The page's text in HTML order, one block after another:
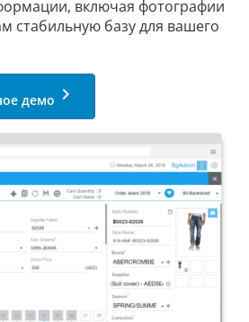
включая фотографии
стабильную базу для вашего
демо keyboard_arrow_right